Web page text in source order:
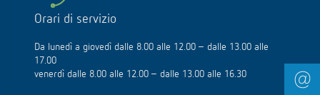
Orari di servizio
Da lunedì a giovedì dalle 8.00 alle 12.00 – dalle 13.00 alle
17.00
venerdì dalle 8.00 alle 12.00 – dalle 13.00 alle 16.30